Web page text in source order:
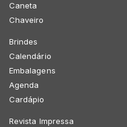
Caneta
Chaveiro
Brindes
Calendário
Embalagens
Agenda
Cardápio
Revista Impressa